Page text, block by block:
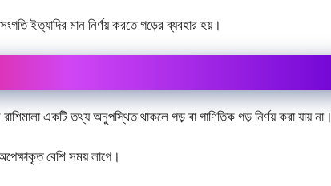
ইত্যাদির মান নির্ণয় করতে গড়ের ব্যবহার হয়।
একটি তথ্য অনুপস্থিত থাকলে গড় বা গাণিতিক গড় নির্ণয় করা যায় না।
বেশি সময় লাগে।